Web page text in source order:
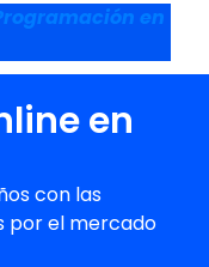
en
en
con las
por el mercado